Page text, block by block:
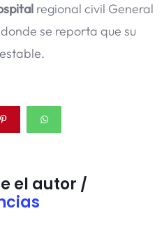
regional civil General
se reporta que su
el autor /